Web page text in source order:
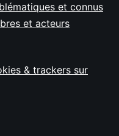
et connus
et acteurs
& trackers sur